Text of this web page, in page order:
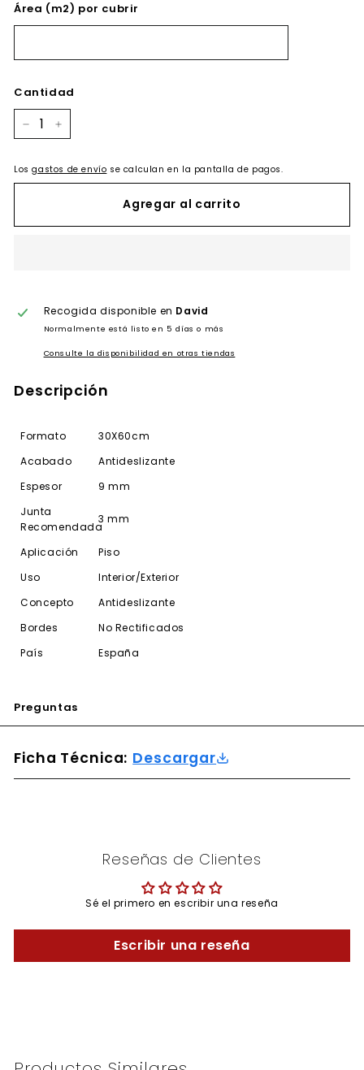
Área (m2) por cubrir
Cantidad
Losgastos de envío se calculan en la pantalla de pagos.
Agregar al carrito
Recogida disponible en David
Normalmente está listo en 5 días o más
Consulte la disponibilidad en otras tiendas
Descripción
Formato
30X60cm
Acabado
Antideslizante
Espesor
9 mm
Junta
Recomendada
3 mm
Aplicación
Piso
Uso
Interior/Exterior
Concepto
Antideslizante
Bordes
No Rectificados
País
España
Preguntas
Ficha Técnica: Descargar
Reseñas de Clientes
Sé el primero en escribir una reseña
Escribir una reseña